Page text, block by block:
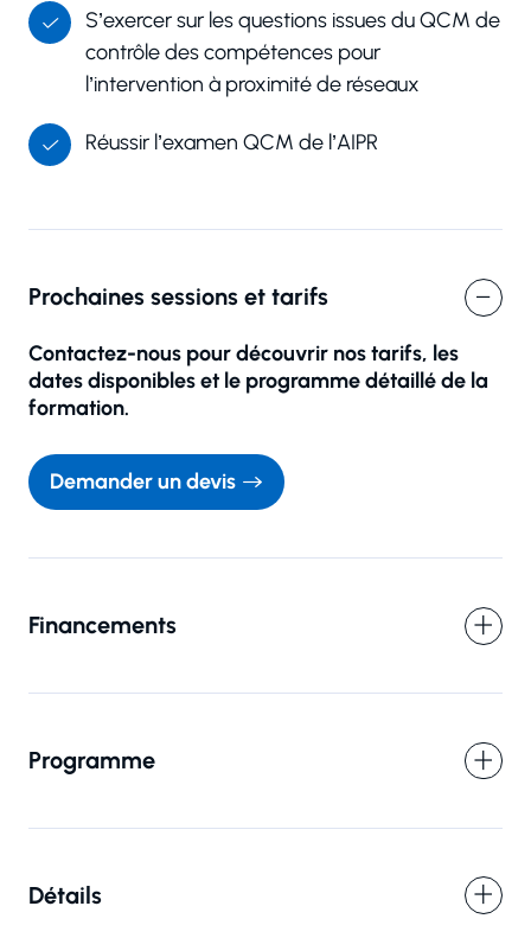
S’exercer sur les questions issues du QCM de
contrôle des compétences pour
l’intervention à proximité de réseaux
Réussir l’examen QCM de l’AIPR
Prochaines sessions et tarifs
Contactez-nous pour découvrir nos tarifs, les
dates disponibles et le programme détaillé de la
formation.
Demander un devis
Financements
Programme
Détails
Réserver une session